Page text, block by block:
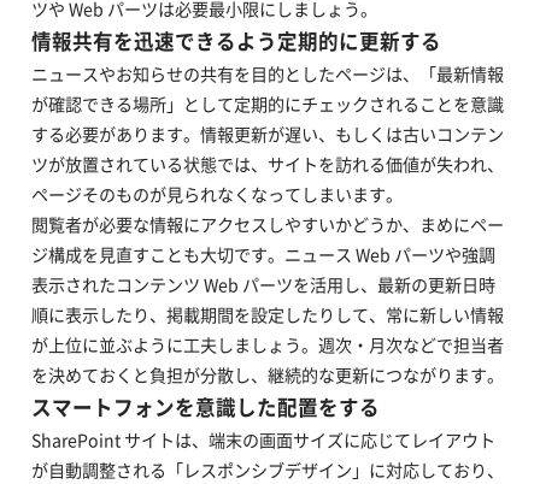
ツや Web パーツは必要最小限にしましょう。
情報共有を迅速できるよう定期的に更新する
ニュースやお知らせの共有を目的としたページは、「最新情報
が確認できる場所」として定期的にチェックされることを意識
する必要があります。情報更新が遅い、もしくは古いコンテン
ツが放置されている状態では、サイトを訪れる価値が失われ、
ページそのものが見られなくなってしまいます。
閲覧者が必要な情報にアクセスしやすいかどうか、まめにペー
ジ構成を見直すことも大切です。ニュース Web パーツや強調
表示されたコンテンツ Web パーツを活用し、最新の更新日時
順に表示したり、掲載期間を設定したりして、常に新しい情報
が上位に並ぶように工夫しましょう。週次・月次などで担当者
を決めておくと負担が分散し、継続的な更新につながります。
スマートフォンを意識した配置をする
SharePoint サイトは、端末の画面サイズに応じてレイアウト
が自動調整される「レスポンシブデザイン」に対応しており、